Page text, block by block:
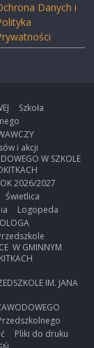
Danych i
Szkoła
i akcji
W SZKOLE
2026/2027
Świetlica
Logopeda
W GMINNYM
IM. JANA
Pliki do druku